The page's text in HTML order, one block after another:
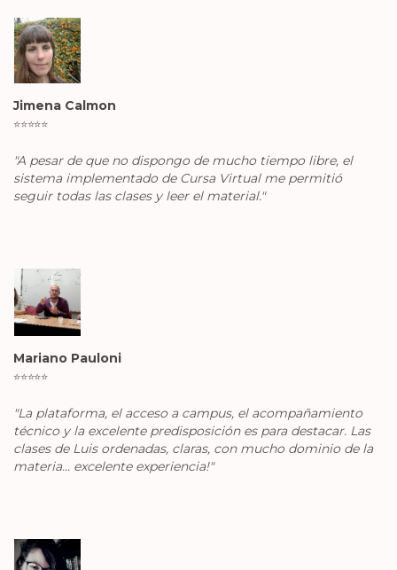
Jimena Calmon
⭐️⭐️⭐️⭐️⭐️
"A pesar de que no dispongo de mucho tiempo libre, el
sistema implementado de Cursa Virtual me permitió
seguir todas las clases y leer el material."
Mariano Pauloni
⭐️⭐️⭐️⭐️⭐️
"La plataforma, el acceso a campus, el acompañamiento
técnico y la excelente predisposición es para destacar. Las
clases de Luis ordenadas, claras, con mucho dominio de la
materia... excelente experiencia!"